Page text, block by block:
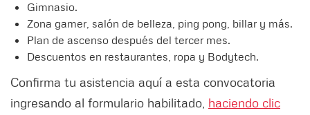
Gimnasio.
Zona gamer, salón de belleza, ping pong, billar y más.
Plan de ascenso después del tercer mes.
Descuentos en restaurantes, ropa y Bodytech.
Confirma tu asistencia aquí a esta convocatoria
ingresando al formulario habilitado, haciendo clic